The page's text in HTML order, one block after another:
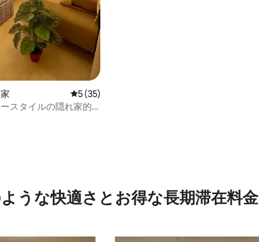
レビュー35件、5つ星中5つ星の平均評価
5 (35)
スタイルの隠れ家的
うな快⁠適⁠さ⁠とお⁠得⁠な長⁠期⁠滞⁠在料⁠金